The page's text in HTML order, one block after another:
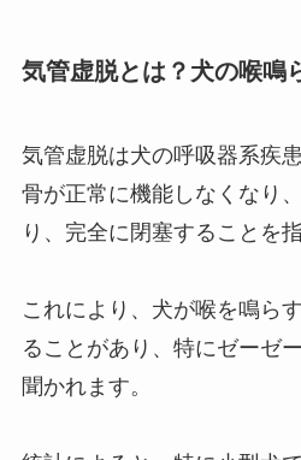
気管虚脱とは？犬の喉鳴
気管虚脱は犬の呼吸器系疾
骨が正常に機能しなくなり
り、完全に閉塞することを指
これにより、犬が喉を鳴ら
ることがあり、特にゼーゼ
聞かれます。